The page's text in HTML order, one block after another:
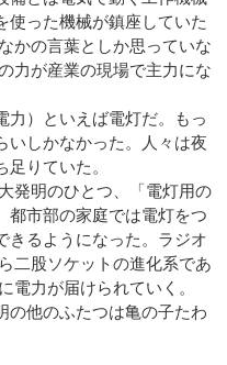
使った機械が鎮座していた
かの言葉としか思っていな
力が産業の現場で主力にな
力）といえば電灯だ。もっ
いしかなかった。人々は夜
りていた。
発明のひとつ、「電灯用の
都市部の家庭では電灯をつ
きるようになった。ラジオ
二股ソケットの進化系であ
電力が届けられていく。
の他のふたつは亀の子たわ